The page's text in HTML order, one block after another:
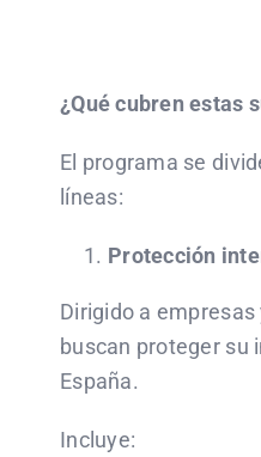
¿Qué cubren estas
El programa se
líneas:
Protección
Dirigido a
buscan proteger su
España.
Incluye: